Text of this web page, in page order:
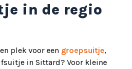
in de regio
plek voor een groepsuitje,
in Sittard? Voor kleine